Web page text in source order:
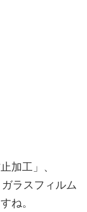
加工」、
ラスフィルム
ね。